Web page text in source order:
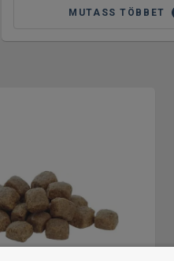
MUTASS TÖBBET